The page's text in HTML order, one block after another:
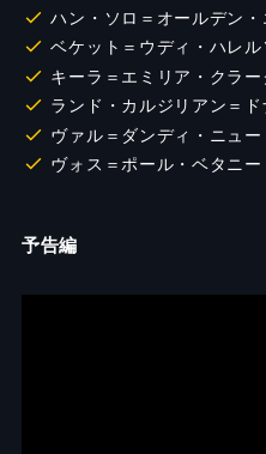
ハン・ソロ＝オールデン・
ベケット＝ウディ・ハレル
キーラ＝エミリア・クラー
ランド・カルジリアン＝
ヴァル＝ダンディ・ニュー
ヴォス＝ポール・ベタニー
予告編